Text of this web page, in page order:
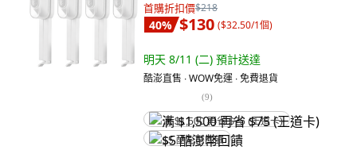
首購折扣價$218
40% $130 ($32.50/1個)
明天 8/11 (二) 預計送達
酷澎直售 ∙ WOW免運 ∙ 免費退貨
(9)
满 $1,500 再省 $75 (王道卡)
$5 酷澎幣回饋